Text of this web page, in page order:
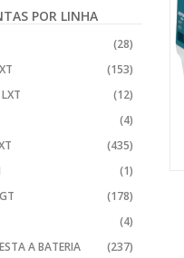
POR LINHA
(28)
(153)
(12)
(4)
(435)
(1)
(178)
(4)
A BATERIA
(237)